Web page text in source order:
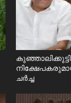
ചർച്ച